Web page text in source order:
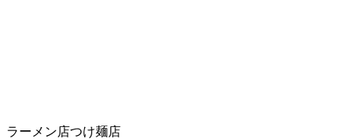
ラーメン店つけ麺店